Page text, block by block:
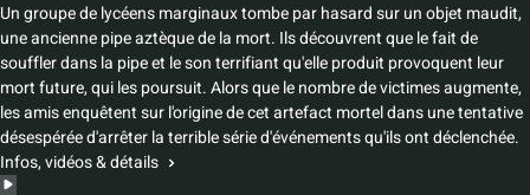
Un groupe de lycéens marginaux tombe par hasard sur un objet maudit,
une ancienne pipe aztèque de la mort. Ils découvrent que le fait de
souffler dans la pipe et le son terrifiant qu'elle produit provoquent leur
mort future, qui les poursuit. Alors que le nombre de victimes augmente,
les amis enquêtent sur l'origine de cet artefact mortel dans une tentative
désespérée d'arrêter la terrible série d'événements qu'ils ont déclenchée.
Infos, vidéos & détails